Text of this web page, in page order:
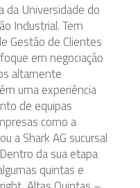
da Universidade do
Industrial. Tem
Gestão de Clientes
em negociação
altamente
uma experiência
de equipas
como a
a Shark AG sucursal
da sua etapa
quintas e